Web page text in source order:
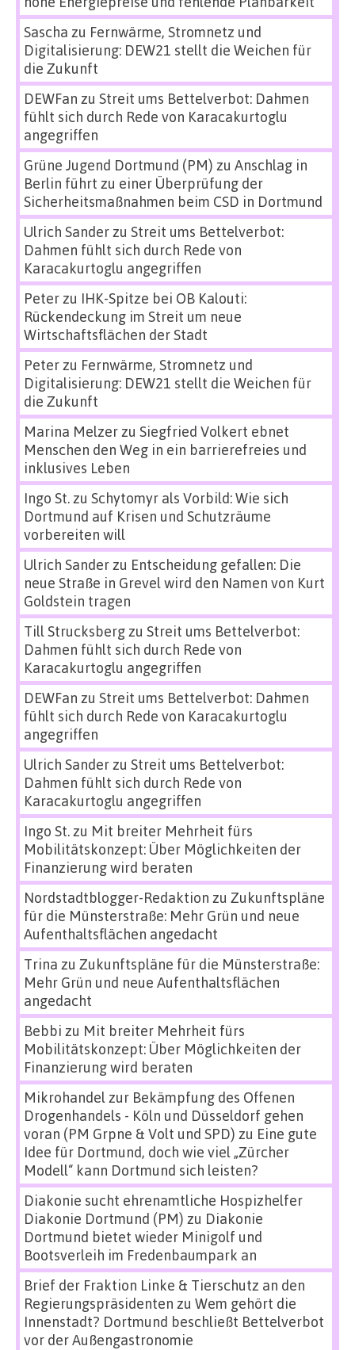
Sascha zu Fernwärme, Stromnetz und
Digitalisierung: DEW21 stellt die Weichen für
die Zukunft
DEWFan zu Streit ums Bettelverbot: Dahmen
fühlt sich durch Rede von Karacakurtoglu
angegriffen
Grüne Jugend Dortmund (PM) zu Anschlag in
Berlin führt zu einer Überprüfung der
Sicherheitsmaßnahmen beim CSD in Dortmund
Ulrich Sanderzu Streit ums Bettelverbot:
Dahmen fühlt sich durch Rede von
Karacakurtoglu angegriffen
Peterzu IHK-Spitze bei OB Kalouti:
Rückendeckung im Streit um neue
Wirtschaftsflächen der Stadt
Peterzu Fernwärme, Stromnetz und
Digitalisierung: DEW21 stellt die Weichen für
die Zukunft
Marina Melzerzu Siegfried Volkert ebnet
Menschen den Weg in ein barrierefreies und
inklusives Leben
Ingo St.zu Schytomyr als Vorbild: Wie sich
Dortmund auf Krisen und Schutzräume
vorbereiten will
Ulrich Sanderzu Entscheidung gefallen: Die
neue Straße in Grevel wird den Namen von Kurt
Goldstein tragen
Till Strucksbergzu Streit ums Bettelverbot:
Dahmen fühlt sich durch Rede von
Karacakurtoglu angegriffen
DEWFan zu Streit ums Bettelverbot: Dahmen
fühlt sich durch Rede von Karacakurtoglu
angegriffen
Ulrich Sanderzu Streit ums Bettelverbot:
Dahmen fühlt sich durch Rede von
Karacakurtoglu angegriffen
Ingo St.zu Mit breiter Mehrheit fürs
Mobilitätskonzept: Über Möglichkeiten der
Finanzierung wird beraten
Nordstadtblogger-Redaktion zu Zukunftspläne
für die Münsterstraße: Mehr Grün und neue
Aufenthaltsflächen angedacht
Trina zu Zukunftspläne für die Münsterstraße:
Mehr Grün und neue Aufenthaltsflächen
angedacht
Bebbi zu Mit breiter Mehrheit fürs
Mobilitätskonzept: Über Möglichkeiten der
Finanzierung wird beraten
Mikrohandel zur Bekämpfung des Offenen
Drogenhandels - Köln und Düsseldorf gehen
voran (PM Grpne & Volt und SPD) zu Eine gute
Idee für Dortmund, doch wie viel „Zürcher
Modell“ kann Dortmund sich leisten?
Diakonie sucht ehrenamtliche Hospizhelfer
Diakonie Dortmund (PM) zu Diakonie
Dortmund bietet wieder Minigolf und
Bootsverleih im Fredenbaumpark an
Brief der Fraktion Linke & Tierschutz an den
Regierungspräsidenten zu Wem gehört die
Innenstadt? Dortmund beschließt Bettelverbot
vor der Außengastronomie